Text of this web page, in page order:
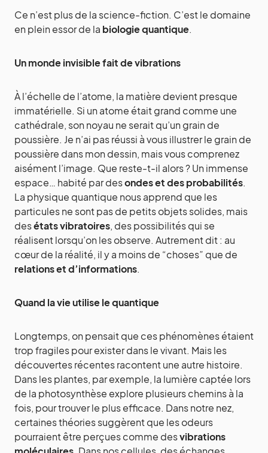
Ce n’est plus de la science-fiction. C’est le domaine
en plein essor de la biologie quantique.
Un monde invisible fait de vibrations
À l’échelle de l’atome, la matière devient presque
immatérielle. Si un atome était grand comme une
cathédrale, son noyau ne serait qu’un grain de
poussière. Je n’ai pas réussi à vous illustrer le grain de
poussière dans mon dessin, mais vous comprenez
aisément l’image. Que reste-t-il alors ? Un immense
espace… habité par desondes et des probabilités.
La physique quantique nous apprend que les
particules ne sont pas de petits objets solides, mais
desétats vibratoires, des possibilités qui se
réalisent lorsqu’on les observe. Autrement dit : au
cœur de la réalité, il y a moins de “choses” que de
relations et d’informations.
Quand la vie utilise le quantique
Longtemps, on pensait que ces phénomènes étaient
trop fragiles pour exister dans le vivant. Mais les
découvertes récentes racontent une autre histoire.
Dans les plantes, par exemple, la lumière captée lors
de la photosynthèse explore plusieurs chemins à la
fois, pour trouver le plus efficace. Dans notre nez,
certaines théories suggèrent que les odeurs
pourraient être perçues comme desvibrations